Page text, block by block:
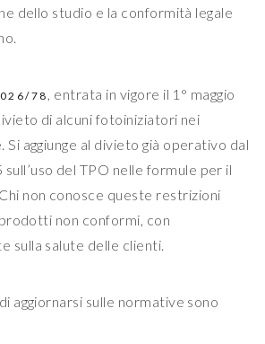
dello studio e la conformità legale
78 , entrata in vigore il 1° maggio
di alcuni fotoiniziatori nei
aggiunge al divieto già operativo dal
del TPO nelle formule per il
non conosce queste restrizioni
non conformi, con
sulla salute delle clienti.
aggiornarsi sulle normative sono